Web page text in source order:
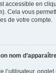
accessible en
Cela vous
de votre compte.
nom
l’utilisateur,